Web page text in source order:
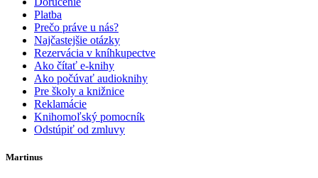
Platba
Prečo práve u nás?
Najčastejšie otázky
Rezervácia v kníhkupectve
Ako čítať e-knihy
Ako počúvať audioknihy
Pre školy a knižnice
Reklamácie
Knihomoľský pomocník
Odstúpiť od zmluvy
Martinus